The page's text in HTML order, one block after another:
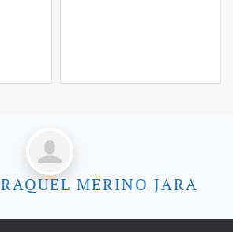
RAQUEL MERINO JARA